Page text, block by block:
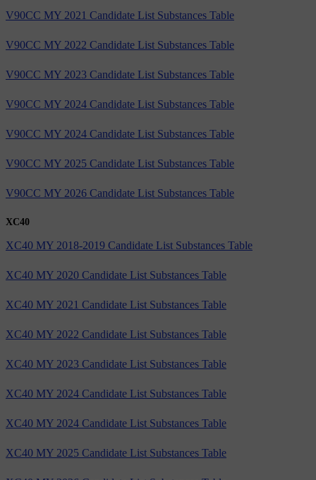
V90CC MY 2021 Candidate List Substances Table
V90CC MY 2022 Candidate List Substances Table
V90CC MY 2023 Candidate List Substances Table
V90CC MY 2024 Candidate List Substances Table
V90CC MY 2024 Candidate List Substances Table
V90CC MY 2025 Candidate List Substances Table
V90CC MY 2026 Candidate List Substances Table
XC40
XC40 MY 2018-2019 Candidate List Substances Table
XC40 MY 2020 Candidate List Substances Table
XC40 MY 2021 Candidate List Substances Table
XC40 MY 2022 Candidate List Substances Table
XC40 MY 2023 Candidate List Substances Table
XC40 MY 2024 Candidate List Substances Table
XC40 MY 2024 Candidate List Substances Table
XC40 MY 2025 Candidate List Substances Table